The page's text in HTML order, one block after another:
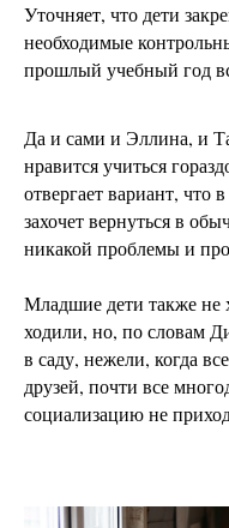
Уточняет, что дети
необходимые
прошлый учебный год
Да и сами и Эллина, и
нравится учиться
отвергает вариант, что
захочет вернуться в
никакой проблемы и
Младшие дети также не
ходили, но, по словам
в саду, нежели, когда
друзей, почти все
социализацию не